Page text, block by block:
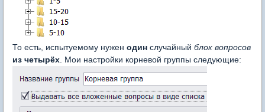
То есть, испытуемому нужен один случайный блок вопросов
из четырёх . Мои настройки корневой группы следующие: